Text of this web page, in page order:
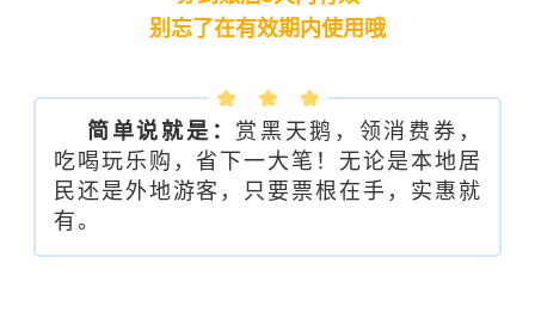
别忘了在有效期内使用哦
简单说就是： 赏黑天鹅，领消费券，
吃喝玩乐购，省下一大笔！无论是本地居
民还是外地游客，只要票根在手，实惠就
有。